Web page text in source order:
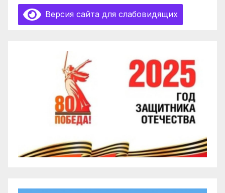
Версия сайта для слабовидящих